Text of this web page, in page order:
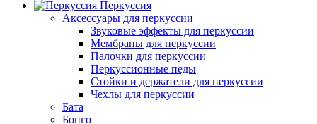
Перкуссия
Аксессуары для перкуссии
Звуковые эффекты для перкуссии
Мембраны для перкуссии
Палочки для перкуссии
Перкуссионные педы
Стойки и держатели для перкуссии
Чехлы для перкуссии
Бата
Бонго